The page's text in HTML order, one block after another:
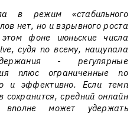
в режим «стабильного
нет, но и взрывного роста
фоне июньские числа
судя по всему, нащупала
- регулярные
плюс ограниченные по
и эффективно. Если темп
сохранится, средний онлайн
может удержать